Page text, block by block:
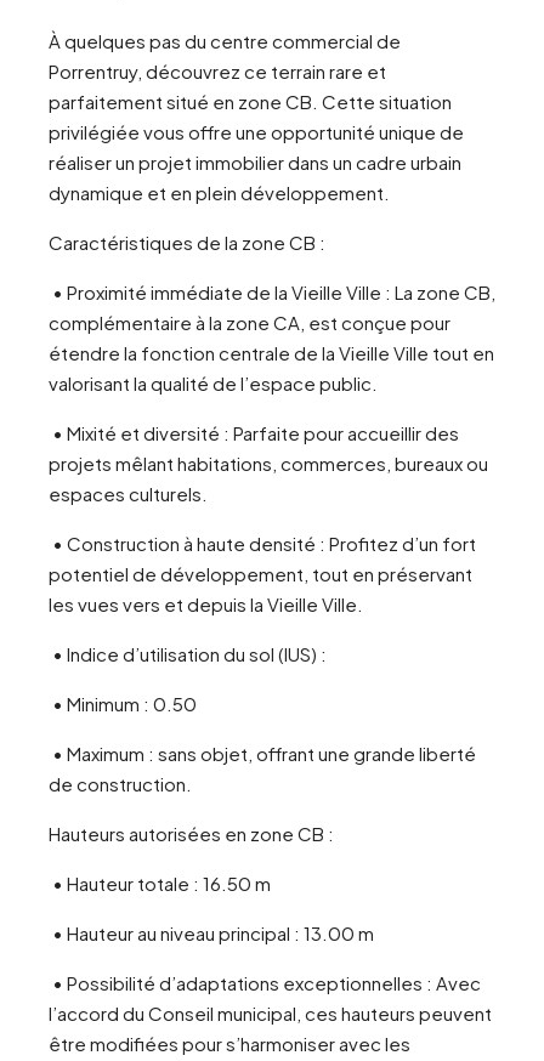
À quelques pas du centre commercial de
Porrentruy, découvrez ce terrain rare et
parfaitement situé en zone CB. Cette situation
privilégiée vous offre une opportunité unique de
réaliser un projet immobilier dans un cadre urbain
dynamique et en plein développement.
Caractéristiques de la zone CB :
• Proximité immédiate de la Vieille Ville : La zone CB,
complémentaire à la zone CA, est conçue pour
étendre la fonction centrale de la Vieille Ville tout en
valorisant la qualité de l’espace public.
• Mixité et diversité : Parfaite pour accueillir des
projets mêlant habitations, commerces, bureaux ou
espaces culturels.
• Construction à haute densité : Profitez d’un fort
potentiel de développement, tout en préservant
les vues vers et depuis la Vieille Ville.
• Indice d’utilisation du sol (IUS) :
• Minimum : 0.50
• Maximum : sans objet, offrant une grande liberté
de construction.
Hauteurs autorisées en zone CB :
• Hauteur totale : 16.50 m
• Hauteur au niveau principal : 13.00 m
• Possibilité d’adaptations exceptionnelles : Avec
l’accord du Conseil municipal, ces hauteurs peuvent
être modifiées pour s’harmoniser avec les